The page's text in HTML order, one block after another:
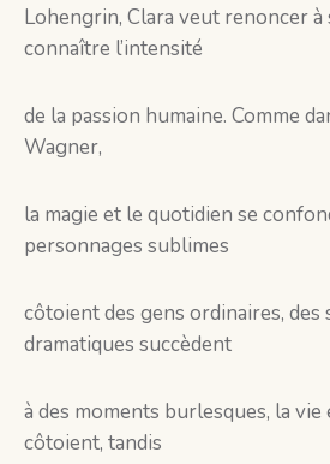
Lohengrin, Clara veut renoncer
connaître l’intensité
de la passion humaine. Comme
Wagner,
la magie et le quotidien se
personnages sublimes
côtoient des gens ordinaires, des
dramatiques succèdent
à des moments burlesques, la vie
côtoient, tandis